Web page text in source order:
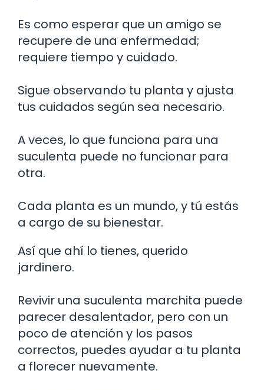
Es como esperar que un amigo se
recupere de una enfermedad;
requiere tiempo y cuidado.
Sigue observando tu planta y ajusta
tus cuidados según sea necesario.
A veces, lo que funciona para una
suculenta puede no funcionar para
otra.
Cada planta es un mundo, y tú estás
a cargo de su bienestar.
Así que ahí lo tienes, querido
jardinero.
Revivir una suculenta marchita puede
parecer desalentador, pero con un
poco de atención y los pasos
correctos, puedes ayudar a tu planta
a florecer nuevamente.